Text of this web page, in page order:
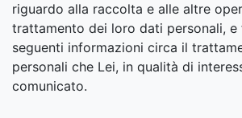
riguardo alla raccolta e alle altre
trattamento dei loro dati personali, e
seguenti informazioni circa il
personali che Lei, in qualità di
comunicato.